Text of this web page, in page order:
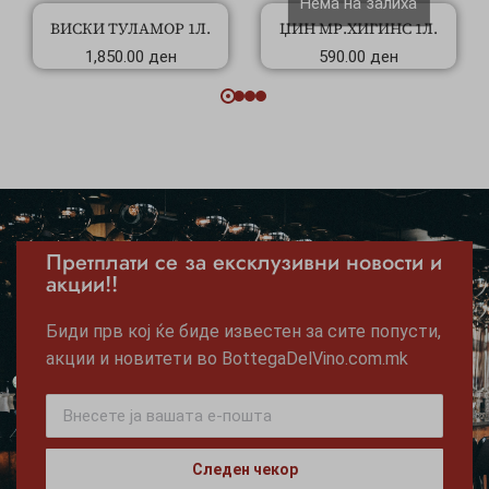
ВИСКИ ТУЛАМОР 1Л.
1,850.00 ден
ЏИН МР.ХИГИНС 1Л.
590.00 ден
Претплати се за ексклузивни новости и
акции!!
Биди прв кој ќе биде известен за сите попусти,
акции и новитети во BottegaDelVino.com.mk
Следен чекор